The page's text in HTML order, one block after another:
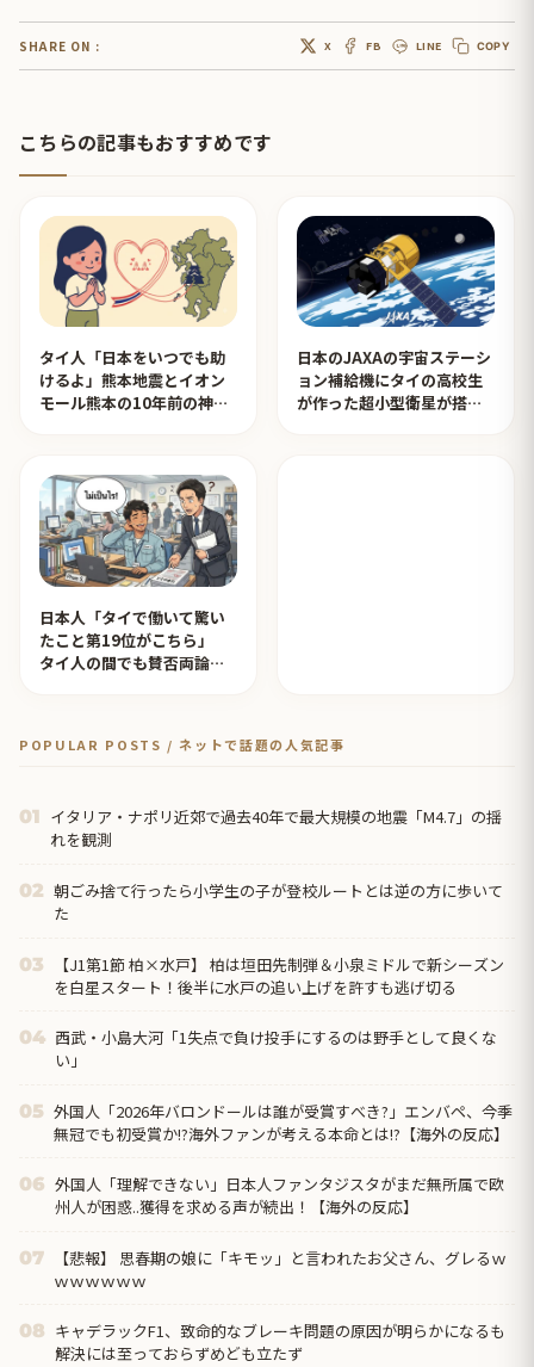
SHARE ON : X FB LINE COPY
こちらの記事もおすすめです
タイ人「日本をいつでも助
けるよ」熊本地震とイオン
モール熊本の10年前の神対
日本のJAXAの宇宙ステーシ
ョン補給機にタイの高校生
が作った超小型衛星が搭載
日本人「タイで働いて驚い
たこと第19位がこちら」
タイ人の間でも賛否両論
POPULAR POSTS / ネットで話題の人気記事
01 イタリア・ナポリ近郊で過去40年で最大規模の地震「M4.7」の揺
れを観測
02 朝ごみ捨て行ったら小学生の子が登校ルートとは逆の方に歩いて
た
03
【J1第1節 柏×水戸】 柏は垣田先制弾＆小泉ミドルで新シーズン
を白星スタート！後半に水戸の追い上げを許すも逃げ切る
04 西武・小島大河「1失点で負け投手にするのは野手として良くな
い」
05 外国人「2026年バロンドールは誰が受賞すべき?」エンバペ、今季
無冠でも初受賞か!?海外ファンが考える本命とは!?【海外の反応】
06 外国人「理解できない」日本人ファンタジスタがまだ無所属で欧
州人が困惑..獲得を求める声が続出！【海外の反応】
07
【悲報】 思春期の娘に「キモッ」と言われたお父さん、グレるｗ
ｗｗｗｗｗｗ
08 キャデラックF1、致命的なブレーキ問題の原因が明らかになるも
解決には至っておらずめども立たず